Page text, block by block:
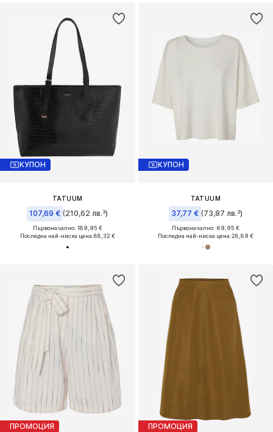
КУПОН
TATUUM
107,69 € (210,62 лв.³)
Първоначално: 189,95 €
Последна най-ниска цена:88,32 €
КУПОН
TATUUM
37,77 € (73,87 лв.³)
Първоначално: 69,95 €
Последна най-ниска цена:28,89 €
ПРОМОЦИЯ ПРОМОЦИЯ